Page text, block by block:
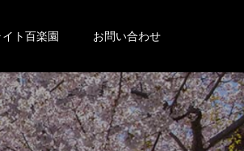
ト百楽園 お問い合わせ